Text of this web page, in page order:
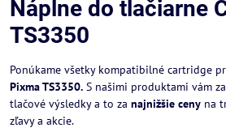
Náplne do tlačiarne
TS3350
Ponúkame všetky kompatibilné cartridge
Pixma TS3350. S našimi produktami vám
tlačové výsledky a to za najnižšie ceny na
zľavy a akcie.